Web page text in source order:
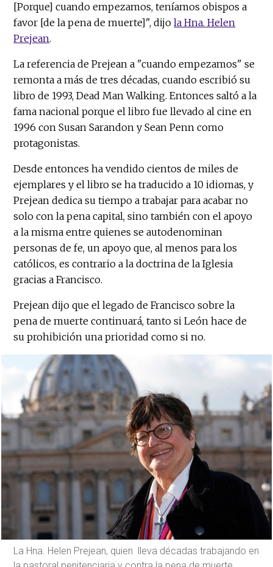
[Porque] cuando empezamos, teníamos obispos a
favor [de la pena de muerte]", dijola Hna. Helen
Prejean.
La referencia de Prejean a "cuando empezamos" se
remonta a más de tres décadas, cuando escribió su
libro de 1993, Dead Man Walking. Entonces saltó a la
fama nacional porque el libro fue llevado al cine en
1996 con Susan Sarandon y Sean Penn como
protagonistas.
Desde entonces ha vendido cientos de miles de
ejemplares y el libro se ha traducido a 10 idiomas, y
Prejean dedica su tiempo a trabajar para acabar no
solo con la pena capital, sino también con el apoyo
a la misma entre quienes se autodenominan
personas de fe, un apoyo que, al menos para los
católicos, es contrario a la doctrina de la Iglesia
gracias a Francisco.
Prejean dijo que el legado de Francisco sobre la
pena de muerte continuará, tanto si León hace de
su prohibición una prioridad como si no.
La Hna. Helen Prejean, quien lleva décadas trabajando en